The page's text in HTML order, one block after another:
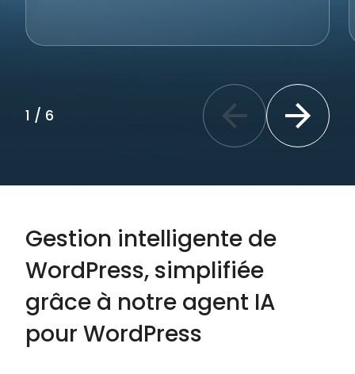
1 / 6 Previous slide Next slide
Gestion intelligente de
WordPress, simplifiée
grâce à notre agent IA
pour WordPress